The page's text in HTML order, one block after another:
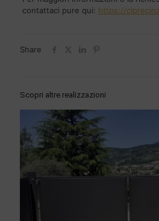
contattaci pure qui: https://
Share
Scopri altre realizzazioni